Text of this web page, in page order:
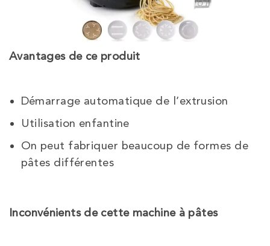
Avantages de ce produit
Démarrage automatique de l’extrusion
Utilisation enfantine
On peut fabriquer beaucoup de formes de
pâtes différentes
Inconvénients de cette machine à pâtes